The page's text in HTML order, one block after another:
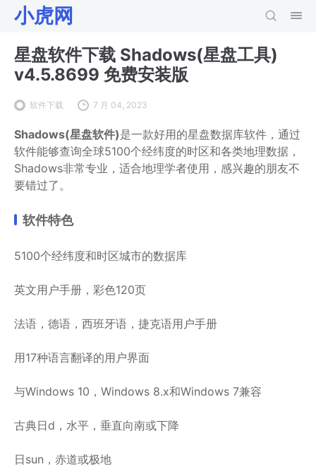
小虎网
星盘软件下载 Shadows(星盘工具)
v4.5.8699 免费安装版
软件下载 7 月 04, 2023
Shadows(星盘软件)是一款好用的星盘数据库软件，通过
软件能够查询全球5100个经纬度的时区和各类地理数据，
Shadows非常专业，适合地理学者使用，感兴趣的朋友不
要错过了。
软件特色
5100个经纬度和时区城市的数据库
英文用户手册，彩色120页
法语，德语，西班牙语，捷克语用户手册
用17种语言翻译的用户界面
与Windows 10，Windows 8.x和Windows 7兼容
古典日d，水平，垂直向南或下降
日sun，赤道或极地